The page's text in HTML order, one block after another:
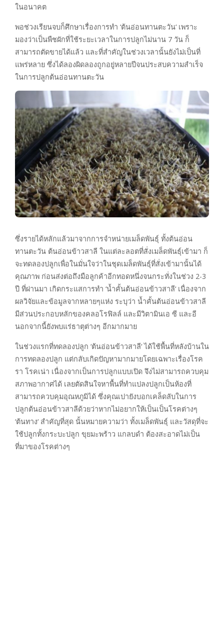
ในอนาคต
พอช่วงเรียนจบก็ศึกษาเรื่องการทำ ‘ต้นอ่อนทานตะวัน‘ เพราะ
มองว่าเป็นพืชผักที่ใช้ระยะเวลาในการปลูกไม่นาน 7 วัน ก็
สามารถตัดขายได้แล้ว และที่สำคัญในช่วงเวลานั้นยังไม่เป็นที่
แพร่หลาย ซึ่งได้ลองผิดลองถูกอยู่หลายปีจนประสบความสำเร็จ
ในการปลูกต้นอ่อนทานตะวัน
ซึ่งรายได้หลักแล้วมาจากการจำหน่ายเมล็ดพันธุ์ ทั้งต้นอ่อน
ทานตะวัน ต้นอ่อนข้าวสาลี ในแต่ละลอตที่สั่งเมล็ดพันธุ์เข้ามา ก็
จะทดลองปลูกเพื่อในมั่นใจว่าในชุดเมล็ดพันธุ์ที่สั่งเข้ามานั้นได้
คุณภาพ ก่อนส่งต่อถึงมือลูกค้าอีกทอดหนึ่งจนกระทั่งในช่วง 2-3
ปี ที่ผ่านมา เกิดกระแสการทำ ‘น้ำคั้นต้นอ่อนข้าวสาลี‘ เนื่องจาก
ผลวิจัยและข้อมูลจากหลายๆแห่ง ระบุว่า น้ำคั้นต้นอ่อนข้าวสาลี
มีส่วนประกอบหลักของคลอโรฟิลล์ และมีวิตามินเอ ซี และอี
นอกจากนี้ยังพบแร่ธาตุต่างๆ อีกมากมาย
ในช่วงแรกที่ทดลองปลูก ‘ต้นอ่อนข้าวสาลี‘ ได้ใช้พื้นที่หลังบ้านใน
การทดลองปลูก แต่กลับเกิดปัญหามากมายโดยเฉพาะเรื่องโรค
รา โรคเน่า เนื่องจากเป็นการปลูกแบบเปิด จึงไม่สามารถควบคุม
สภาพอากาศได้ เลยตัดสินใจหาพื้นที่ทำแปลงปลูกเป็นห้องที่
สามารถควบคุมอุณหภูมิได้ ซึ่งคุณเปายังบอกเคล็ดลับในการ
ปลูกต้นอ่อนข้าวสาลีด้วยว่าหากไม่อยากให้เป็นเป็นโรคต่างๆ
‘ต้นทาง‘ สำคัญที่สุด นั้นหมายความว่า ทั้งเมล็ดพันธุ์ และวัสดุที่จะ
ใช้ปลูกทั้งกระบะปลูก ขุยมะพร้าว แกลบดำ ต้องสะอาดไม่เป็น
ที่มาของโรคต่างๆ